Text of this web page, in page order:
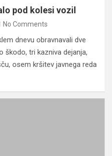
pod kolesi vozil
No Comments
dnevu obravnavali dve
škodo, tri kazniva dejanja,
osem kršitev javnega reda